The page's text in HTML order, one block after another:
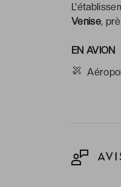
Venise,
EN AVION